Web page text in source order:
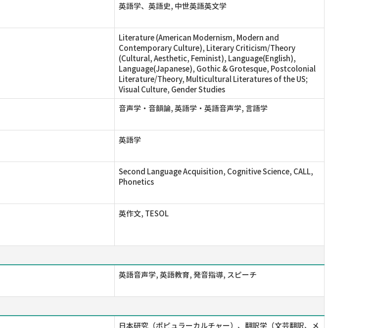
英語学、英語史, 中世英語英文学
Literature (American Modernism, Modern and
Contemporary Culture), Literary Criticism/Theory
(Cultural, Aesthetic, Feminist), Language(English),
Language(Japanese), Gothic & Grotesque, Postcolonial
Literature/Theory, Multicultural Literatures of the US;
Visual Culture, Gender Studies
音声学・音韻論, 英語学・英語音声学, 言語学
英語学
Second Language Acquisition, Cognitive Science, CALL,
Phonetics
英作文, TESOL
英語音声学, 英語教育, 発音指導, スピーチ
日本研究（ポピュラーカルチャー）、翻訳学（文芸翻訳、メ